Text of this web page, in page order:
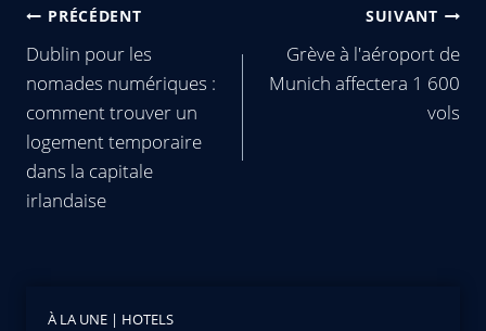
PRÉCÉDENT
Dublin pour les
nomades numériques :
comment trouver un
logement temporaire
dans la capitale
irlandaise
SUIVANT
Grève à l'aéroport de
Munich affectera 1 600
vols
À LA UNE | HOTELS